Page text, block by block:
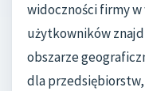
widoczności firmy
użytkowników
obszarze
dla